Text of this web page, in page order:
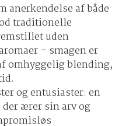
anerkendelse af både
traditionelle
uden
– smagen er
omhyggelig blending,
og entusiaster: en
ærer sin arv og